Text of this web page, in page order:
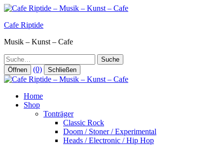
Zum
springen
Cafe Riptide
Musik – Kunst – Cafe
Suche
Öffnen (0) Schließen
Home
Shop
Tonträger
Classic Rock
Doom / Stoner / Experimental
Heads / Electronic / Hip Hop